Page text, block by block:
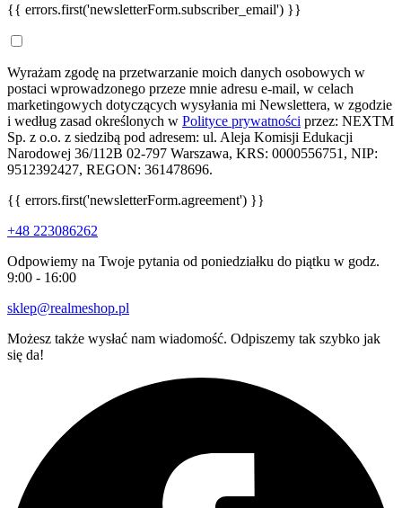
{{ errors.first('newsletterForm.subscriber_email') }}
Wyrażam zgodę na przetwarzanie moich danych osobowych w
postaci wprowadzonego przeze mnie adresu e-mail, w celach
marketingowych dotyczących wysyłania mi Newslettera, w zgodzie
i według zasad określonych w Polityce prywatności przez: NEXTM
Sp. z o.o. z siedzibą pod adresem: ul. Aleja Komisji Edukacji
Narodowej 36/112B 02-797 Warszawa, KRS: 0000556751, NIP:
9512392427, REGON: 361478696.
{{ errors.first('newsletterForm.agreement') }}
+48 223086262
Odpowiemy na Twoje pytania od poniedziałku do piątku w godz.
9:00 - 16:00
sklep@realmeshop.pl
Możesz także wysłać nam wiadomość. Odpiszemy tak szybko jak
się da!